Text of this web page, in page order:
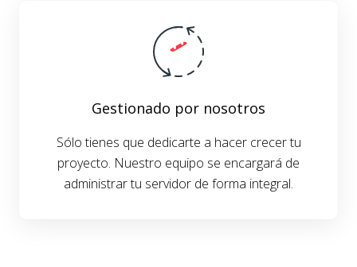
Gestionado por nosotros
Sólo tienes que dedicarte a hacer crecer tu
proyecto. Nuestro equipo se encargará de
administrar tu servidor de forma integral.